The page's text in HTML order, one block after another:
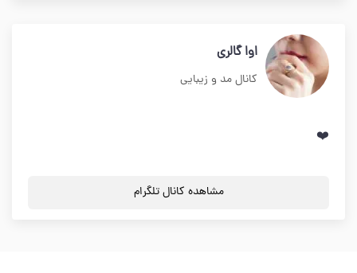
اوا گالري
کانال مد و زیبایی
❤️
مشاهده کانال تلگرام